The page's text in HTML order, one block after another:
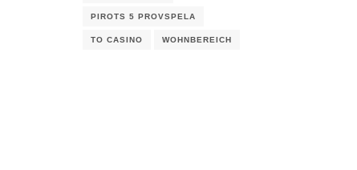
PIROTS 5 PROVSPELA
TO CASINO WOHNBEREICH